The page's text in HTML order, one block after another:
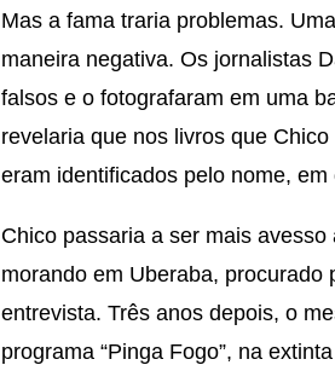
Mas a fama traria problemas.
maneira negativa. Os jornalistas
falsos e o fotografaram em uma
revelaria que nos livros que
eram identificados pelo nome,
Chico passaria a ser mais
morando em Uberaba,
entrevista. Três anos depois, o
programa “Pinga Fogo”, na